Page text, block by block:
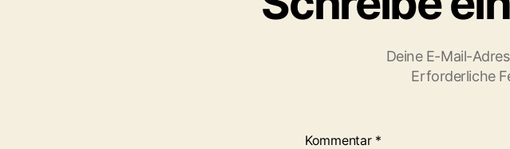
Deine E-Mail-
Erforderliche
Kommentar *